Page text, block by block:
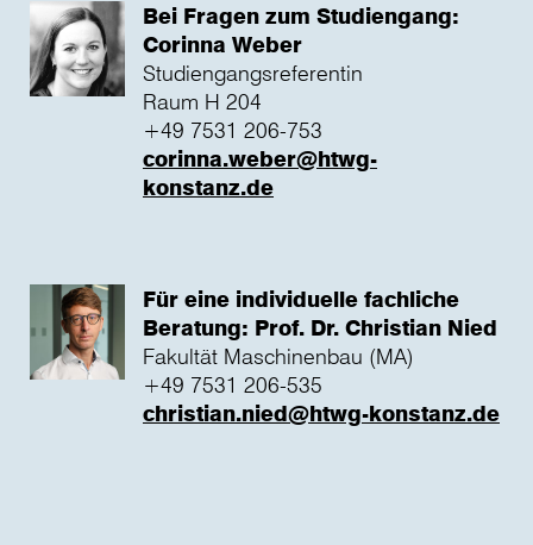
Bei Fragen zum Studiengang:
Corinna Weber
Studiengangsreferentin
Raum H 204
+49 7531 206-753
corinna.weber@htwg-
konstanz.de
Für eine individuelle fachliche
Beratung: Prof. Dr. Christian Nied
Fakultät Maschinenbau (MA)
+49 7531 206-535
christian.nied@htwg-konstanz.de